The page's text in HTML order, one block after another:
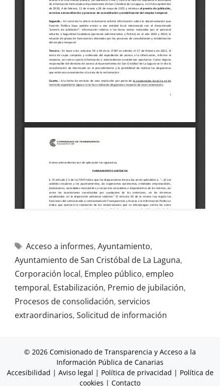
Acceso a informes, Ayuntamiento,
Ayuntamiento de San Cristóbal de La Laguna,
Corporación local, Empleo público, empleo
temporal, Estabilización, Premio de jubilación,
Procesos de consolidación, servicios
extraordinarios, Solicitud de información
© 2026 Comisionado de Transparencia y Acceso a la
Información Pública de Canarias
Accesibilidad | Aviso legal | Política de privacidad | Política de
cookies | Contacto